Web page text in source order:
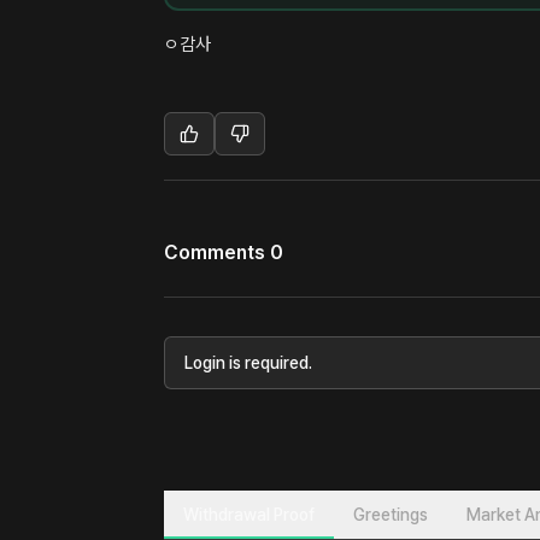
ㅇ감사
Comments 0
Login is required.
Greetings Market